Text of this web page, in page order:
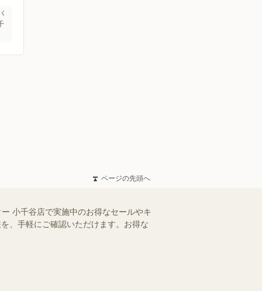
ページの先頭へ
小千谷店で実施中のお得なセールやキ
、手軽にご確認いただけます。お得な